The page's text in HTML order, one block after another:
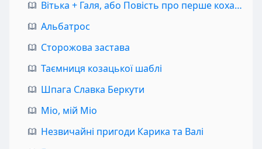
Вітька + Галя, або Повість про перше кохання
Альбатрос
Сторожова застава
Таємниця козацької шаблі
Шпага Славка Беркути
Міо, мій Міо
Незвичайні пригоди Карика та Валі